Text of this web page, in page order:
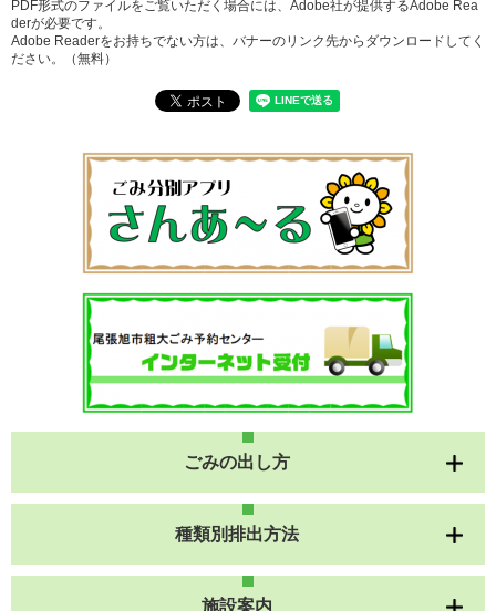
PDF形式のファイルをご覧いただく場合には、Adobe社が提供するAdobe Rea
derが必要です。
Adobe Readerをお持ちでない方は、バナーのリンク先からダウンロードしてく
ださい。（無料）
ごみの出し方
種類別排出方法
施設案内